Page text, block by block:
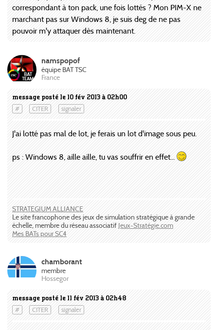
correspondant à ton pack, une fois lottés ? Mon PIM-X ne
marchant pas sur Windows 8, je suis deg de ne pas
pouvoir m'y attaquer dès maintenant.
message posté le 10 fév 2013 à 02h00
# CITER signaler
namspopof
équipe BAT TSC
France
J'ai lotté pas mal de lot, je ferais un lot d'image sous peu.
ps : Windows 8, aille aille, tu vas souffrir en effet...
STRATEGIUM ALLIANCE
Le site francophone des jeux de simulation stratégique à grande
échelle, membre du réseau associatif Jeux-Stratégie.com
Mes BATs pour SC4
message posté le 11 fév 2013 à 02h48
# CITER signaler
chamborant
membre
Hossegor